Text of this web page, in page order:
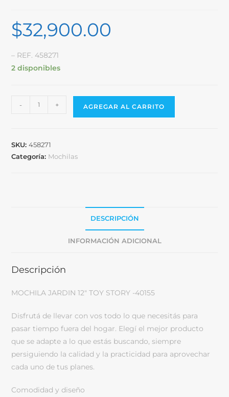
$32,900.00
– REF. 458271
2 disponibles
- + AGREGAR AL CARRITO
SKU:458271
Categoría: Mochilas
DESCRIPCIÓN
INFORMACIÓN ADICIONAL
Descripción
MOCHILA JARDIN 12″ TOY STORY -40155
Disfrutá de llevar con vos todo lo que necesitás para
pasar tiempo fuera del hogar. Elegí el mejor producto
que se adapte a lo que estás buscando, siempre
persiguiendo la calidad y la practicidad para aprovechar
cada uno de tus planes.
Comodidad y diseño